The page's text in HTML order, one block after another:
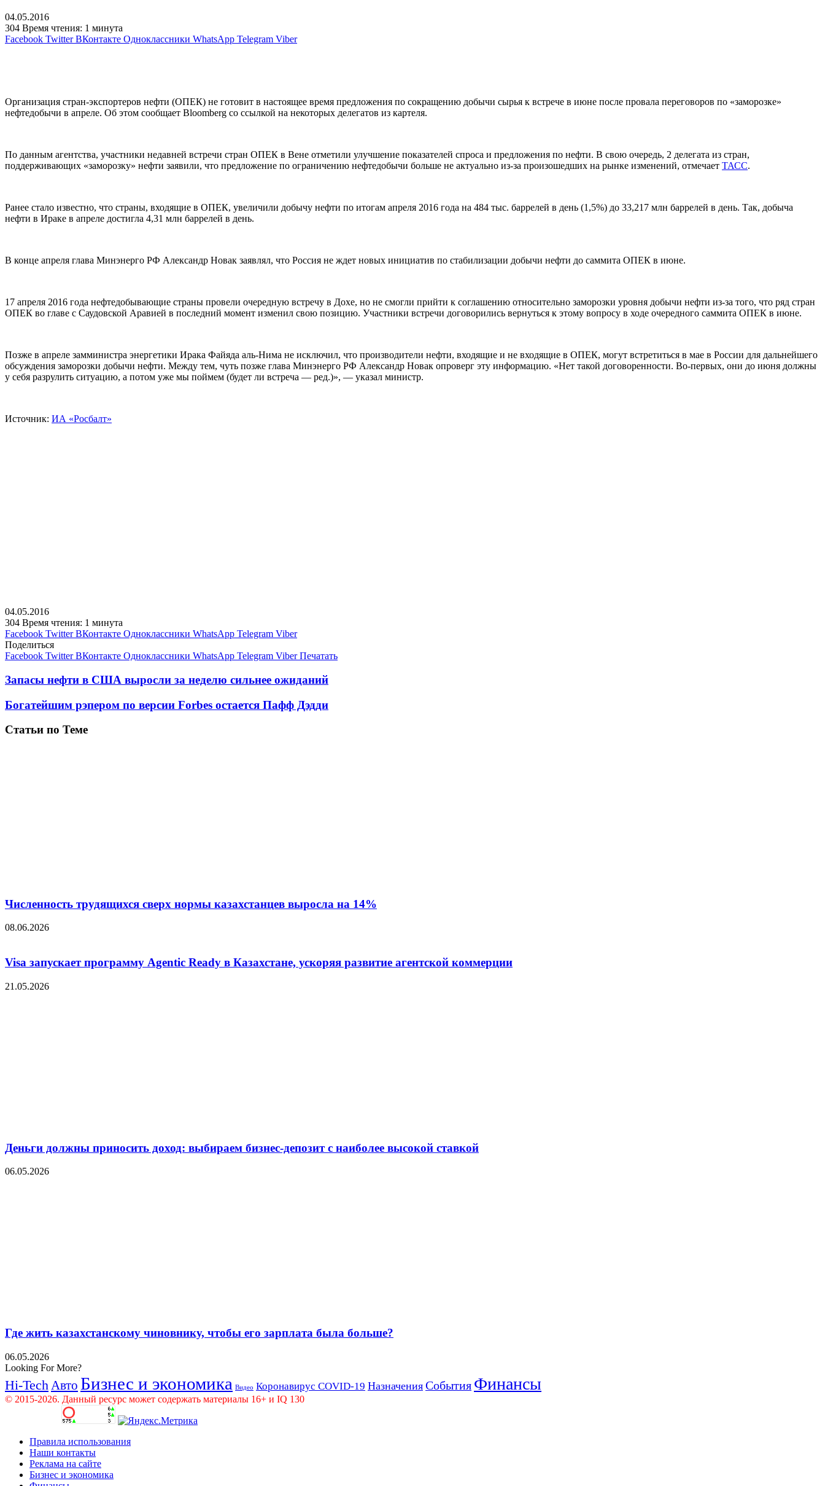
04.05.2016
304 Время чтения: 1 минута
Facebook Twitter ВКонтакте Одноклассники WhatsApp Telegram Viber
Организация стран-экспортеров нефти (ОПЕК) не готовит в настоящее время предложения по сокращению добычи сырья к встрече в июне после провала переговоров по «заморозке»
нефтедобычи в апреле. Об этом сообщает Bloomberg со ссылкой на некоторых делегатов из картеля.
По данным агентства, участники недавней встречи стран ОПЕК в Вене отметили улучшение показателей спроса и предложения по нефти. В свою очередь, 2 делегата из стран,
поддерживающих «заморозку» нефти заявили, что предложение по ограничению нефтедобычи больше не актуально из-за произошедших на рынке изменений, отмечает ТАСС.
Ранее стало известно, что страны, входящие в ОПЕК, увеличили добычу нефти по итогам апреля 2016 года на 484 тыс. баррелей в день (1,5%) до 33,217 млн баррелей в день. Так, добыча
нефти в Ираке в апреле достигла 4,31 млн баррелей в день.
В конце апреля глава Минэнерго РФ Александр Новак заявлял, что Россия не ждет новых инициатив по стабилизации добычи нефти до саммита ОПЕК в июне.
17 апреля 2016 года нефтедобывающие страны провели очередную встречу в Дохе, но не смогли прийти к соглашению относительно заморозки уровня добычи нефти из-за того, что ряд стран
ОПЕК во главе с Саудовской Аравией в последний момент изменил свою позицию. Участники встречи договорились вернуться к этому вопросу в ходе очередного саммита ОПЕК в июне.
Позже в апреле замминистра энергетики Ирака Файяда аль-Нима не исключил, что производители нефти, входящие и не входящие в ОПЕК, могут встретиться в мае в России для дальнейшего
обсуждения заморозки добычи нефти. Между тем, чуть позже глава Минэнерго РФ Александр Новак опроверг эту информацию. «Нет такой договоренности. Во-первых, они до июня должны
у себя разрулить ситуацию, а потом уже мы поймем (будет ли встреча — ред.)», — указал министр.
Источник: ИА «Росбалт»
04.05.2016
304 Время чтения: 1 минута
Facebook Twitter ВКонтакте Одноклассники WhatsApp Telegram Viber
Поделиться
Facebook Twitter ВКонтакте Одноклассники WhatsApp Telegram Viber Печатать
Запасы нефти в США выросли за неделю сильнее ожиданий
Богатейшим рэпером по версии Forbes остается Пафф Дэдди
Статьи по Теме
Численность трудящихся сверх нормы казахстанцев выросла на 14%
08.06.2026
Visa запускает программу Agentic Ready в Казахстане, ускоряя развитие агентской коммерции
21.05.2026
Деньги должны приносить доход: выбираем бизнес-депозит с наиболее высокой ставкой
06.05.2026
Где жить казахстанскому чиновнику, чтобы его зарплата была больше?
06.05.2026
Looking For More?
Hi-Tech Авто Бизнес и экономика Видео Коронавирус COVID-19 Назначения События Финансы
© 2015-2026. Данный ресурс может содержать материалы 16+ и IQ 130
Правила использования
Наши контакты
Реклама на сайте
Бизнес и экономика